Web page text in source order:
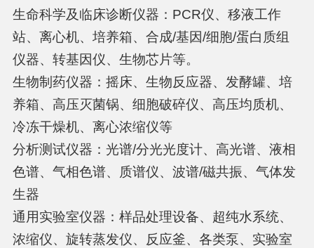
生命科学及临床诊断仪器：PCR仪、移液工作
站、离心机、培养箱、合成/基因/细胞/蛋白质组
仪器、转基因仪、生物芯片等。
生物制药仪器：摇床、生物反应器、发酵罐、培
养箱、高压灭菌锅、细胞破碎仪、高压均质机、
冷冻干燥机、离心浓缩仪等
分析测试仪器：光谱/分光光度计、高光谱、液相
色谱、气相色谱、质谱仪、波谱/磁共振、气体发
生器
通用实验室仪器：样品处理设备、超纯水系统、
浓缩仪、旋转蒸发仪、反应釜、各类泵、实验室